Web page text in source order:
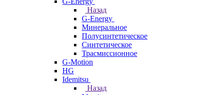
Назад
G-Energy
Минеральное
Полусинтетическое
Синтетическое
Трасмиссионное
G-Motion
HG
Idemitsu
Назад